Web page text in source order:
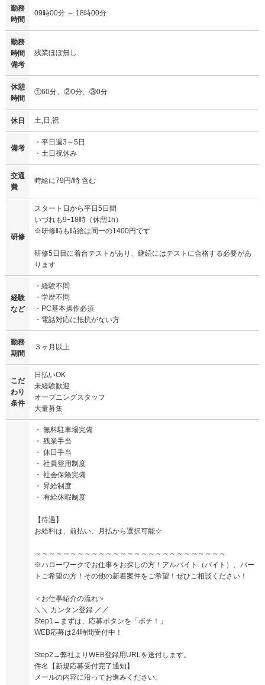
勤務
時間
09時00分 ～ 18時00分
勤務
時間
備考
残業ほぼ無し
休憩
時間
①60分、②0分、③0分
休日 土,日,祝
備考
・平日週3～5日
・土日祝休み
交通
費
時給に79円/時 含む
研修
スタート日から平日5日間
いづれも9ｰ18時（休憩1h）
※研修時も時給は同一の1400円です
研修5日目に着台テストがあり、継続にはテストに合格する必要があ
ります
経験
など
・経験不問
・学歴不問
・PC基本操作必須
・電話対応に抵抗がない方
勤務
期間
３ヶ月以上
こだ
わり
条件
日払いOK
未経験歓迎
オープニングスタッフ
大量募集
・ 無料駐車場完備
・ 残業手当
・ 休日手当
・ 社員登用制度
・ 社会保険完備
・ 昇給制度
・ 有給休暇制度
【待遇】
お給料は、前払い、月払から選択可能☆
～～～～～～～～～～～～～～～～～～～～～～～～～～～
※ハローワークでお仕事をお探しの方！アルバイト（バイト）、パー
トご希望の方！その他の新着案件をご希望！ぜひご相談ください！
＜お仕事紹介の流れ＞
＼＼ カンタン登録 ／／
Step1→まずは、応募ボタンを「ポチ！」
WEB応募は24時間受付中！
Step2→弊社よりWEB登録用URLを送付します。
件名【新規応募受付完了通知】
メールの内容に沿ってお進みください。